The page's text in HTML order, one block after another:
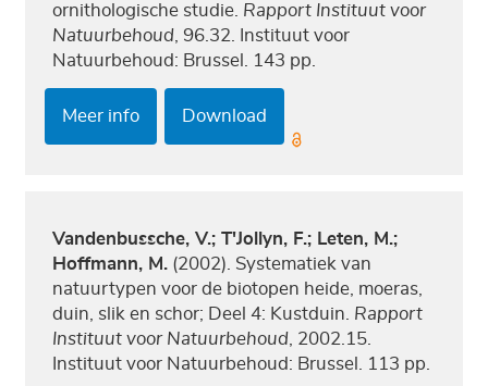
ornithologische studie. Rapport Instituut voor
Natuurbehoud , 96.32. Instituut voor
Natuurbehoud: Brussel. 143 pp.
Meer info Download
Vandenbussche, V.; T'Jollyn, F.; Leten, M.;
Hoffmann, M. (2002). Systematiek van
natuurtypen voor de biotopen heide, moeras,
duin, slik en schor; Deel 4: Kustduin. Rapport
Instituut voor Natuurbehoud , 2002.15.
Instituut voor Natuurbehoud: Brussel. 113 pp.